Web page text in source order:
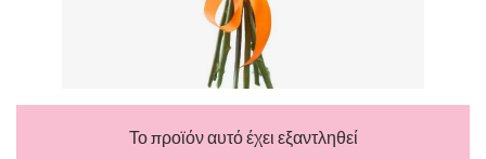
Το προϊόν αυτό έχει εξαντληθεί